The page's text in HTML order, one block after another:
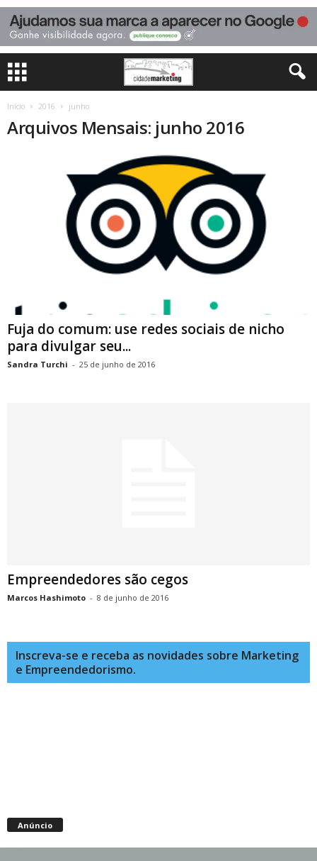
Início 2016 junho
Arquivos Mensais: junho 2016
Fuja do comum: use redes sociais de nicho
para divulgar seu...
Sandra Turchi - 25 de junho de 2016
Empreendedores são cegos
Marcos Hashimoto - 8 de junho de 2016
Inscreva-se e receba as novidades sobre Marketing
e Empreendedorismo.
Anúncio